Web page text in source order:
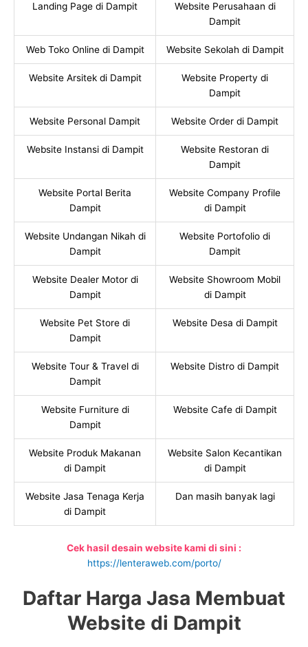
Landing Page di Dampit
Website Perusahaan di
Dampit
Web Toko Online di Dampit Website Sekolah di Dampit
Website Arsitek di Dampit
Website Property di
Dampit
Website Personal Dampit Website Order di Dampit
Website Instansi di Dampit
Website Restoran di
Dampit
Website Portal Berita
Dampit
Website Company Profile
di Dampit
Website Undangan Nikah di
Dampit
Website Portofolio di
Dampit
Website Dealer Motor di
Dampit
Website Showroom Mobil
di Dampit
Website Pet Store di
Dampit
Website Desa di Dampit
Website Tour & Travel di
Dampit
Website Distro di Dampit
Website Furniture di
Dampit
Website Cafe di Dampit
Website Produk Makanan
di Dampit
Website Salon Kecantikan
di Dampit
Website Jasa Tenaga Kerja
di Dampit
Dan masih banyak lagi
Cek hasil desain website kami di sini :
https://lenteraweb.com/porto/
Daftar Harga Jasa Membuat
Website di Dampit